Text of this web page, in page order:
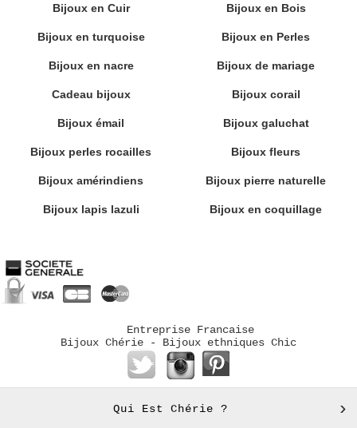
Bijoux en Cuir Bijoux en Bois
Bijoux en turquoise Bijoux en Perles
Bijoux en nacre Bijoux de mariage
Cadeau bijoux Bijoux corail
Bijoux émail Bijoux galuchat
Bijoux perles rocailles Bijoux fleurs
Bijoux amérindiens Bijoux pierre naturelle
Bijoux lapis lazuli Bijoux en coquillage
Entreprise Francaise
Bijoux Chérie - Bijoux ethniques Chic
Qui Est Chérie ?